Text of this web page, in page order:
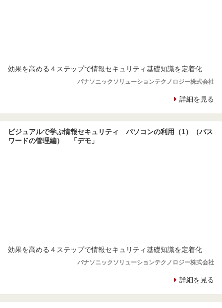
効果を高める４ステップで情報セキュリティ基礎知識を定着化
パナソニックソリューションテクノロジー株式会社
詳細を見る
ビジュアルで学ぶ情報セキュリティ パソコンの利用（1）（パス
ワードの管理編） 「デモ」
効果を高める４ステップで情報セキュリティ基礎知識を定着化
パナソニックソリューションテクノロジー株式会社
詳細を見る